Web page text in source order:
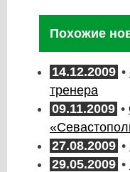
Похожие
14.12.2009 •
тренера
09.11.2009 •
27.08.2009 •
29.05.2009 •